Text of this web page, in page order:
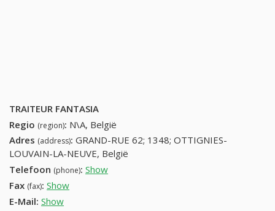
TRAITEUR FANTASIA
Regio (region): N\A, België
Adres (address): GRAND-RUE 62; 1348; OTTIGNIES-
LOUVAIN-LA-NEUVE, België
Telefoon (phone): Show
Fax (fax): Show
E-Mail: Show